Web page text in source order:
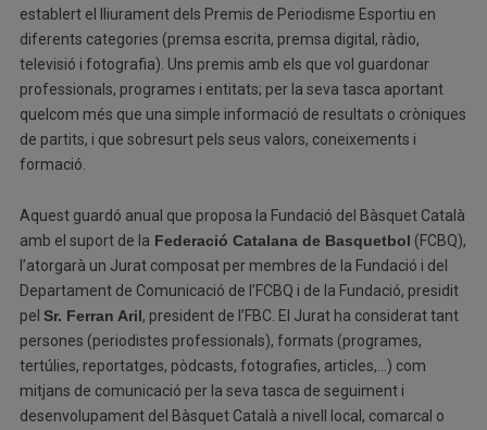
establert el lliurament dels Premis de Periodisme Esportiu en
diferents categories (premsa escrita, premsa digital, ràdio,
televisió i fotografia). Uns premis amb els que vol guardonar
professionals, programes i entitats; per la seva tasca aportant
quelcom més que una simple informació de resultats o cròniques
de partits, i que sobresurt pels seus valors, coneixements i
formació.
Aquest guardó anual que proposa la Fundació del Bàsquet Català
amb el suport de la Federació Catalana de Basquetbol (FCBQ),
l’atorgarà un Jurat composat per membres de la Fundació i del
Departament de Comunicació de l’FCBQ i de la Fundació, presidit
pel Sr. Ferran Aril, president de l’FBC. El Jurat ha considerat tant
persones (periodistes professionals), formats (programes,
tertúlies, reportatges, pòdcasts, fotografies, articles,…) com
mitjans de comunicació per la seva tasca de seguiment i
desenvolupament del Bàsquet Català a nivell local, comarcal o